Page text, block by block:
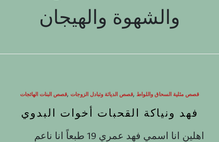
والشهوة والهيجان
قصص البنات الهائجات, قصص الدياثة وتبادل الزوجات, قصص مثلية السحاق واللواط
فهد ونياكة القحبات أخوات البدوي
اهلين انا اسمي فهد عمري 19 طبعاً انا ناعم